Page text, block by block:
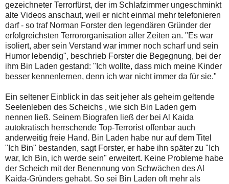
gezeichneter Terrorfürst, der im Schlafzimmer ungeschminkt
alte Videos anschaut, weil er nicht einmal mehr telefonieren
darf - so traf Norman Forster den legendären Gründer der
erfolgreichsten Terrororganisation aller Zeiten an. "Es war
isoliert, aber sein Verstand war immer noch scharf und sein
Humor lebendig", beschrieb Forster die Begegnung, bei der
ihm Bin Laden gestand: "Ich wollte, dass mich meine Kinder
besser kennenlernen, denn ich war nicht immer da für sie."
Ein seltener Einblick in das seit jeher als geheim geltende
Seelenleben des Scheichs , wie sich Bin Laden gern
nennen ließ. Seinem Biografen ließ der bei Al Kaida
autokratisch herrschende Top-Terrorist offenbar auch
anderweitig freie Hand. Bin Laden habe nur auf dem Titel
"Ich Bin" bestanden, sagt Forster, er habe ihn später zu "Ich
war, Ich Bin, ich werde sein" erweitert. Keine Probleme habe
der Scheich mit der Benennung von Schwächen des Al
Kaida-Gründers gehabt. So sei Bin Laden oft mehr als